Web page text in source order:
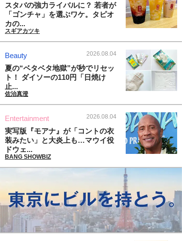
スタバの強力ライバルに？ 若者が
「ゴンチャ」を選ぶワケ。タピオ
カの...
スギアカツキ
Beauty 2026.08.04
夏の“ベタベタ地獄”が秒でリセッ
ト！ ダイソーの110円「日焼け
止...
佐治真澄
Entertainment 2026.08.04
実写版『モアナ』が「コントの衣
装みたい」と大炎上も…マウイ役
ドウェ...
BANG SHOWBIZ